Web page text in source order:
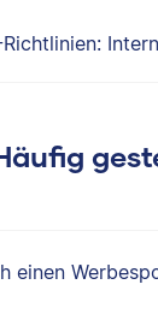
Richtlinien:
einen